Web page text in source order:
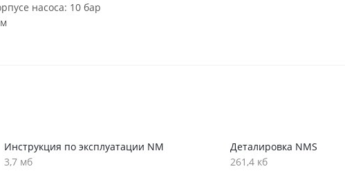
насоса: 10 бар
Инструкция по эксплуатации NM
3,7 мб
Деталировка NMS
261,4 кб